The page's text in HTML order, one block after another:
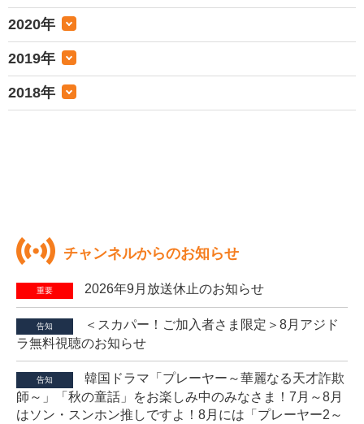
2020年
2019年
2018年
チャンネルからのお知らせ
重要 2026年9月放送休止のお知らせ
告知
＜スカパー！ご加入者さま限定＞8月アジド
ラ無料視聴のお知らせ
告知
韓国ドラマ「プレーヤー～華麗なる天才詐欺
師～」「秋の童話」をお楽しみ中のみなさま！7月～8月
はソン・スンホン推しですよ！8月には「プレーヤー2～